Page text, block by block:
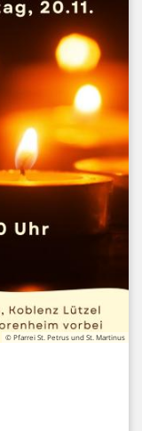
© Pfarrei St. Petrus und St. Martinus